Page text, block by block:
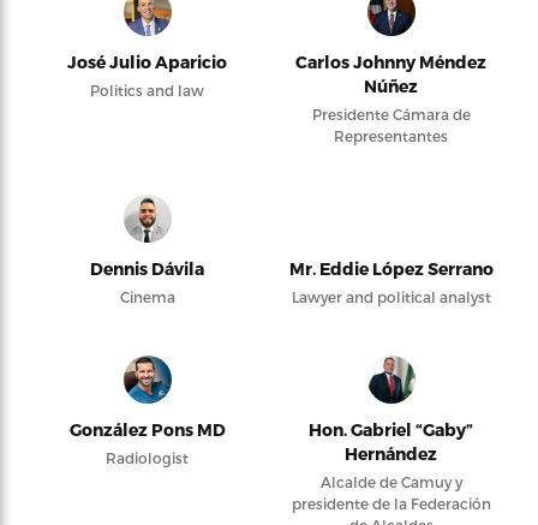
José Julio Aparicio
Politics and law
Carlos Johnny Méndez
Núñez
Presidente Cámara de
Representantes
Dennis Dávila
Cinema
Mr. Eddie López Serrano
Lawyer and political analyst
González Pons MD
Radiologist
Hon. Gabriel “Gaby”
Hernández
Alcalde de Camuy y
presidente de la Federación